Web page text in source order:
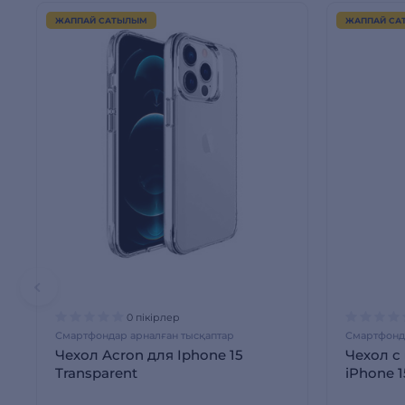
ЖАППАЙ САТЫЛЫМ
0 пікірлер
Смартфондар арналған тысқаптар
Чехол Acron для Iphone 15
Transparent
ЖАППАЙ
Чехол
iPhone